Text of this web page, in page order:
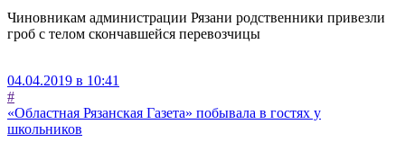
Чиновникам администрации Рязани родственники привезли
гроб с телом скончавшейся перевозчицы
04.04.2019 в 10:41
#
«Областная Рязанская Газета» побывала в гостях у
школьников